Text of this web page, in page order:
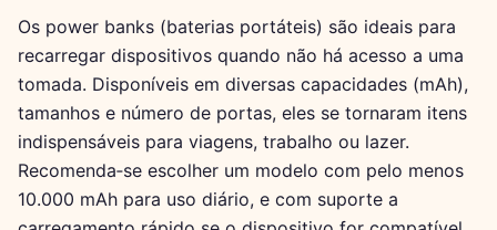
Os power banks (baterias portáteis) são ideais para
recarregar dispositivos quando não há acesso a uma
tomada. Disponíveis em diversas capacidades (mAh),
tamanhos e número de portas, eles se tornaram itens
indispensáveis para viagens, trabalho ou lazer.
Recomenda‑se escolher um modelo com pelo menos
10.000 mAh para uso diário, e com suporte a